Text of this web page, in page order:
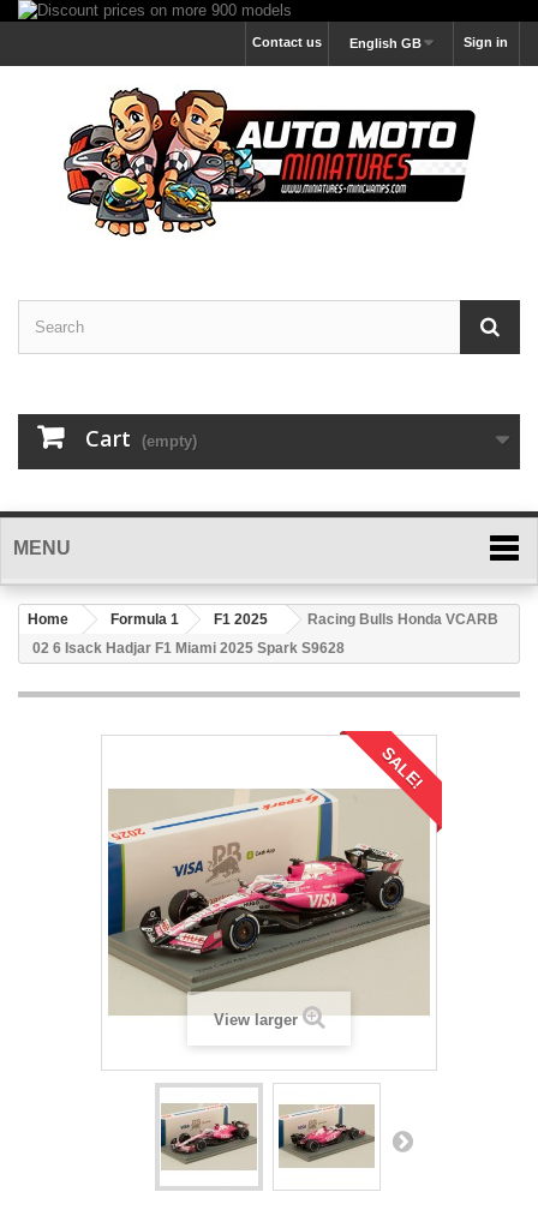
Sign in
English GB
Contact us
Cart (empty)
MENU
Home Formula 1 F1 2025
Racing Bulls Honda VCARB
02 6 Isack Hadjar F1 Miami 2025 Spark S9628
SALE!
View larger